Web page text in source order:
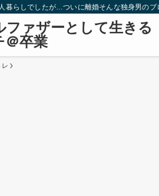
らしでしたが…ついに離婚そんな独身男のブ
ファザーとして生きる
＠卒業
レ